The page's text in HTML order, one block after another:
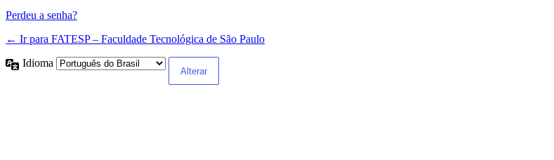
Perdeu a senha?
← Ir para FATESP – Faculdade Tecnológica de São Paulo
Idioma